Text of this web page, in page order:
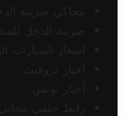
محاكي ضريبة
ضريبة الدخل
أسعار السيارات
أخبار تروفيت
أخبار تونس
رابط خلفي مجاني